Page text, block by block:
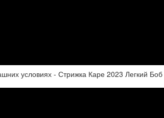
условиях - Стрижка Каре 2023 Легкий Боб